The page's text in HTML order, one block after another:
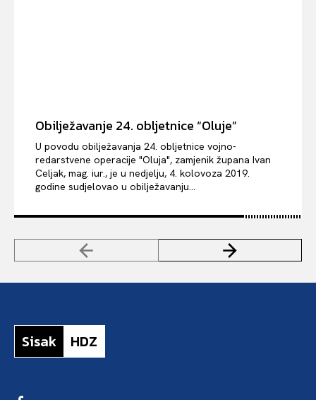
Obilježavanje 24. obljetnice “Oluje”
U povodu obilježavanja 24. obljetnice vojno-
redarstvene operacije "Oluja", zamjenik župana Ivan
Celjak, mag. iur., je u nedjelju, 4. kolovoza 2019.
godine sudjelovao u obilježavanju...
Sisak HDZ